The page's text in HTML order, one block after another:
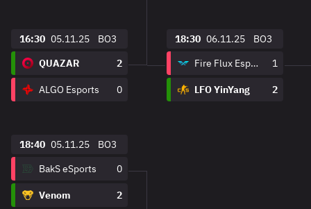
16:30 05.11.25
BO3
QUAZAR
2
ALGO Esports 0
18:40 05.11.25
BO3
BakS eSports
0
Venom 2
18:30 06.11.25
BO3
Fire Flux Esports
1
LFO YinYang 2